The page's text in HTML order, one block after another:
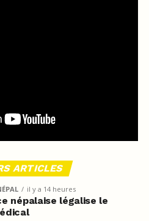
ARTICLES
il y a 14 heures
népalaise légalise le